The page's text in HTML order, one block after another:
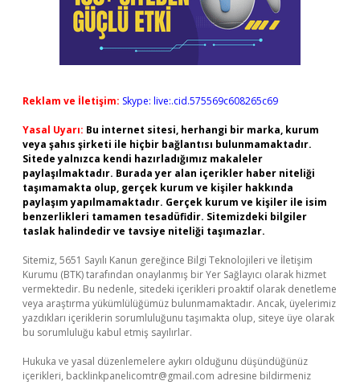
Reklam ve İletişim: Skype: live:.cid.575569c608265c69
Yasal Uyarı: Bu internet sitesi, herhangi bir marka, kurum
veya şahıs şirketi ile hiçbir bağlantısı bulunmamaktadır.
Sitede yalnızca kendi hazırladığımız makaleler
paylaşılmaktadır. Burada yer alan içerikler haber niteliği
taşımamakta olup, gerçek kurum ve kişiler hakkında
paylaşım yapılmamaktadır. Gerçek kurum ve kişiler ile isim
benzerlikleri tamamen tesadüfidir. Sitemizdeki bilgiler
taslak halindedir ve tavsiye niteliği taşımazlar.
Sitemiz, 5651 Sayılı Kanun gereğince Bilgi Teknolojileri ve İletişim
Kurumu (BTK) tarafından onaylanmış bir Yer Sağlayıcı olarak hizmet
vermektedir. Bu nedenle, sitedeki içerikleri proaktif olarak denetleme
veya araştırma yükümlülüğümüz bulunmamaktadır. Ancak, üyelerimiz
yazdıkları içeriklerin sorumluluğunu taşımakta olup, siteye üye olarak
bu sorumluluğu kabul etmiş sayılırlar.
Hukuka ve yasal düzenlemelere aykırı olduğunu düşündüğünüz
içerikleri, backlinkpanelicomtr@gmail.com adresine bildirmeniz